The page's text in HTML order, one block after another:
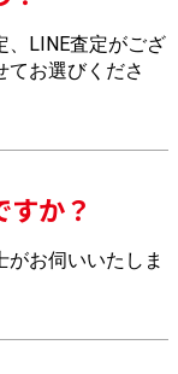
、LINE査定がござ
てお選びくださ
か？
お伺いいたしま